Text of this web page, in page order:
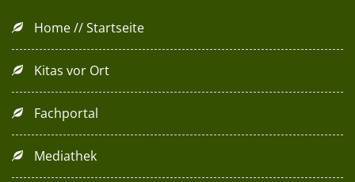
Home // Startseite
Kitas vor Ort
Fachportal
Mediathek